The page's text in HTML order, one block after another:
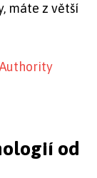
máte z větší
od